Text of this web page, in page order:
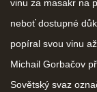
vinu za masakr na
neboť dostupné
popíral svou vinu
Michail Gorbačov
Sovětský svaz